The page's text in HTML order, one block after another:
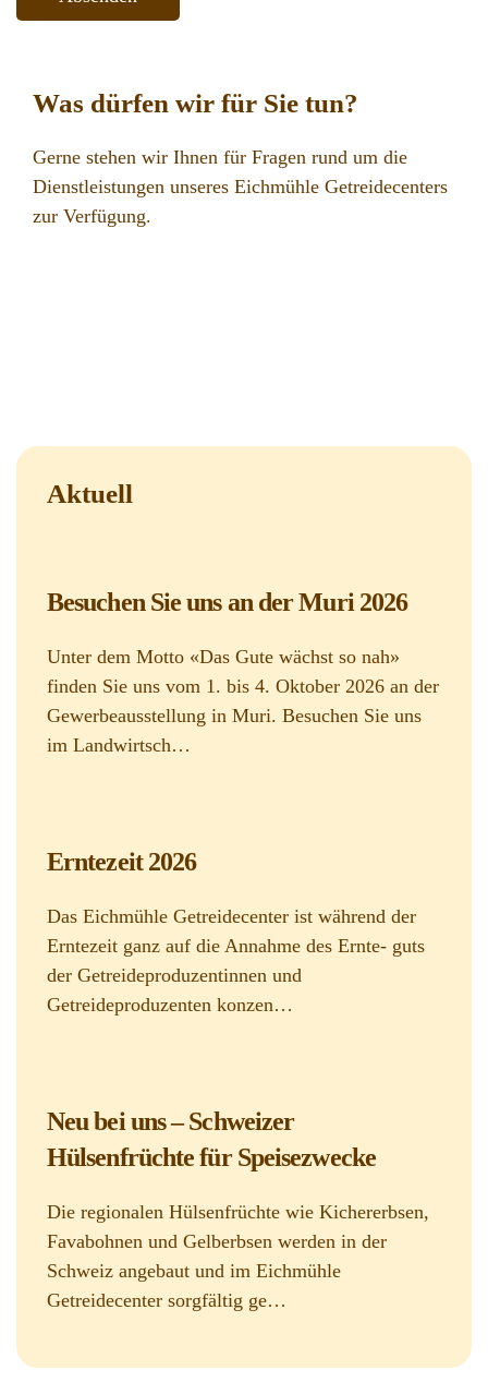
Was dürfen wir für Sie tun?
Gerne stehen wir Ihnen für Fragen rund um die
Dienstleistungen unseres Eichmühle Getreidecenters
zur Verfügung.
Aktuell
Besuchen Sie uns an der Muri 2026
Unter dem Motto «Das Gute wächst so nah»
finden Sie uns vom 1. bis 4. Oktober 2026 an der
Gewerbeausstellung in Muri. Besuchen Sie uns
im Landwirtsch…
Erntezeit 2026
Das Eichmühle Getreidecenter ist während der
Erntezeit ganz auf die Annahme des Ernte- guts
der Getreideproduzentinnen und
Getreideproduzenten konzen…
Neu bei uns – Schweizer
Hülsenfrüchte für Speisezwecke
Die regionalen Hülsenfrüchte wie Kichererbsen,
Favabohnen und Gelberbsen werden in der
Schweiz angebaut und im Eichmühle
Getreidecenter sorgfältig ge…